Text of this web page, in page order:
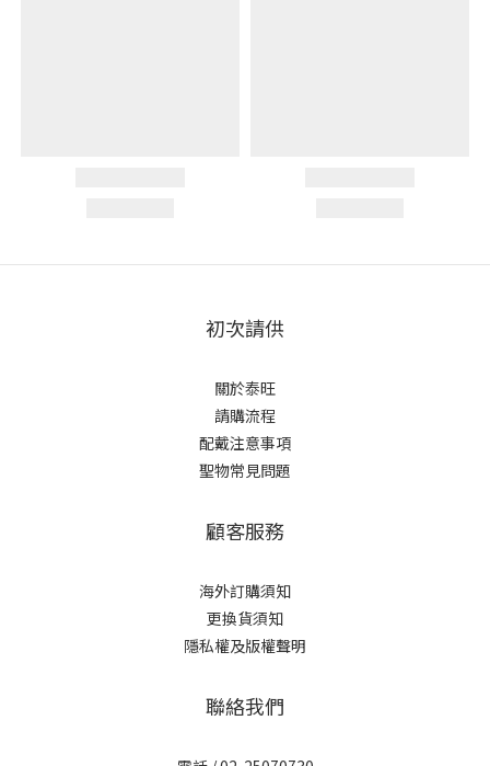
初次請供
關於泰旺
請購流程
配戴注意事項
聖物常見問題
顧客服務
海外訂購須知
更換貨須知
隱私權及版權聲明
聯絡我們